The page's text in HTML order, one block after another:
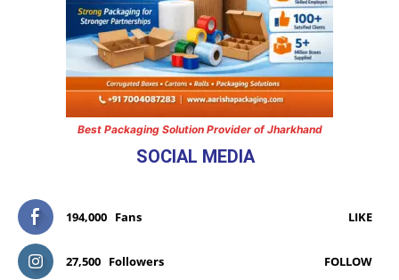
Best Packaging Solution Provider of Jharkhand
SOCIAL MEDIA
194,000 Fans LIKE
27,500 Followers FOLLOW